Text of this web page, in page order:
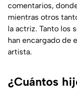
comentarios,
mientras otros
la actriz. Tanto los
han encargado de
artista.
¿Cuántos